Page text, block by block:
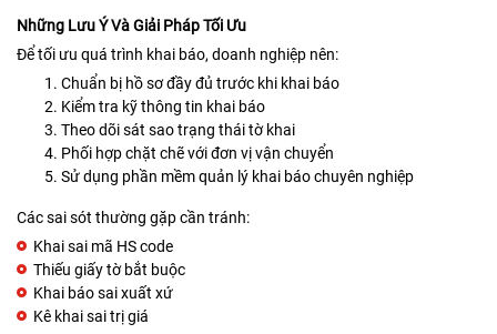
Những Lưu Ý Và Giải Pháp Tối Ưu
Để tối ưu quá trình khai báo, doanh nghiệp nên:
Chuẩn bị hồ sơ đầy đủ trước khi khai báo
Kiểm tra kỹ thông tin khai báo
Theo dõi sát sao trạng thái tờ khai
Phối hợp chặt chẽ với đơn vị vận chuyển
Sử dụng phần mềm quản lý khai báo chuyên nghiệp
Các sai sót thường gặp cần tránh:
Khai sai mã HS code
Thiếu giấy tờ bắt buộc
Khai báo sai xuất xứ
Kê khai sai trị giá